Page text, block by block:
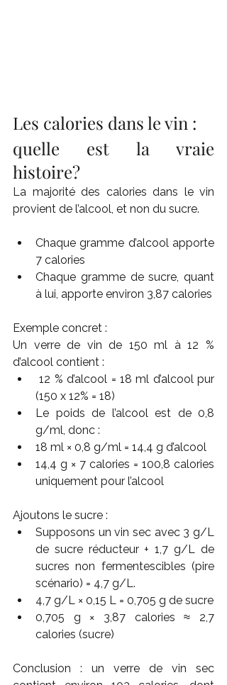
Les calories dans le vin :
quelle est la vraie
histoire?
La majorité des calories dans le vin
provient de l’alcool, et non du sucre.
Chaque gramme d’alcool apporte
7 calories
Chaque gramme de sucre, quant
à lui, apporte environ 3,87 calories
Exemple concret :
Un verre de vin de 150 ml à 12 %
d’alcool contient :
12 % d’alcool = 18 ml d’alcool pur
(150 x 12% = 18)
Le poids de l’alcool est de 0,8
g/ml, donc :
18 ml × 0,8 g/ml = 14,4 g d’alcool
14,4 g × 7 calories = 100,8 calories
uniquement pour l’alcool
Ajoutons le sucre :
Supposons un vin sec avec 3 g/L
de sucre réducteur + 1,7 g/L de
sucres non fermentescibles (pire
scénario) = 4,7 g/L.
4,7 g/L × 0,15 L = 0,705 g de sucre
0,705 g × 3,87 calories ≈ 2,7
calories (sucre)
Conclusion : un verre de vin sec